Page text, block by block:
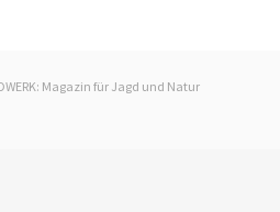
Magazin für Jagd und Natur